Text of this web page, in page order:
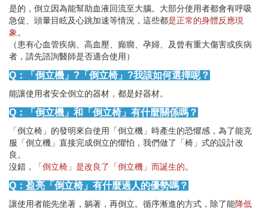
是的，倒立因為能幫助血液回流至大腦。大部分使用者都會有呼吸
急促、頭暈目眩及心跳加速等情況，這些都是正常的身體反應現
象 。
（患有心血管疾病、高血壓、癲癇、孕婦、及曾有重大傷害或疾病
者，請先諮詢醫師是否適合使用）
Q：「倒立機」?「倒立椅」?我該如何選擇呢？
能讓使用者安全倒立的器材，都是好器材。
Q：「倒立機」和「倒立椅」有什麼關係嗎？
「倒立椅」的發明來自使用「倒立機」時產生的恐懼感，為了能克
服「倒立機」直接完成倒立的懼怕，我們做了「椅」式的設計改
良。
沒錯，
「倒立椅」是改良了「倒立機」而誕生的 。
Q：盈亮「倒立椅」有什麼過人的優勢嗎？
讓使用者能先坐著，躺著，再倒立。循序漸進的方式，除了能降低